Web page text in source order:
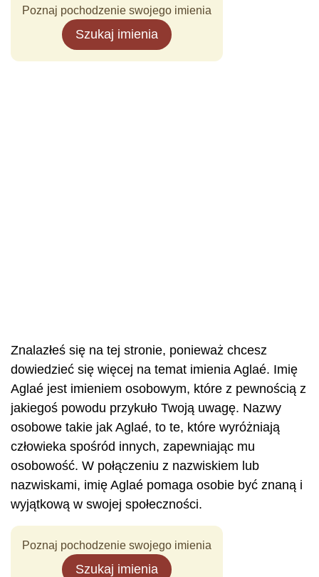
Poznaj pochodzenie swojego imienia
Szukaj imienia
Znalazłeś się na tej stronie, ponieważ chcesz
dowiedzieć się więcej na temat imienia Aglaé. Imię
Aglaé jest imieniem osobowym, które z pewnością z
jakiegoś powodu przykuło Twoją uwagę. Nazwy
osobowe takie jak Aglaé, to te, które wyróżniają
człowieka spośród innych, zapewniając mu
osobowość. W połączeniu z nazwiskiem lub
nazwiskami, imię Aglaé pomaga osobie być znaną i
wyjątkową w swojej społeczności.
Poznaj pochodzenie swojego imienia
Szukaj imienia